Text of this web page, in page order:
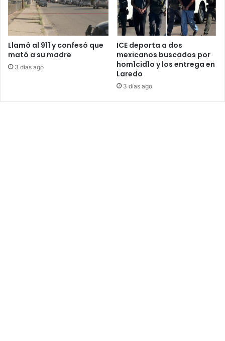
Llamó al 911 y confesó que
mató a su madre
3 días ago
ICE deporta a dos
mexicanos buscados por
hom1cid1o y los entrega en
Laredo
3 días ago